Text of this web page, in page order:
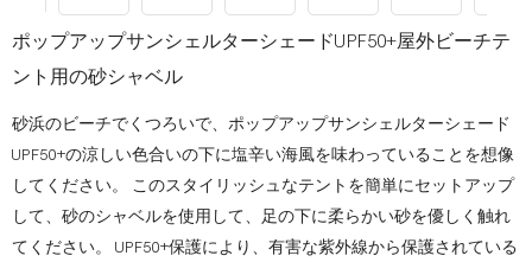
ポップアップサンシェルターシェードUPF50+屋外ビーチテ
ント用の砂シャベル
砂浜のビーチでくつろいで、ポップアップサンシェルターシェード
UPF50+の涼しい色合いの下に塩辛い海風を味わっていることを想像
してください。 このスタイリッシュなテントを簡単にセットアップ
して、砂のシャベルを使用して、足の下に柔らかい砂を優しく触れ
てください。 UPF50+保護により、有害な紫外線から保護されている